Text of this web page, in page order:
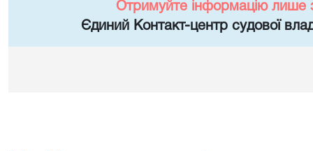
Отримуйте інформацію лише
Єдиний Контакт-центр судової